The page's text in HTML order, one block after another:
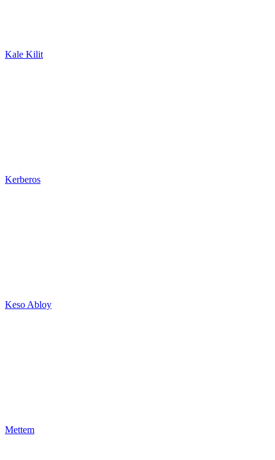
Kale Kilit
Kerberos
Keso Abloy
Mettem